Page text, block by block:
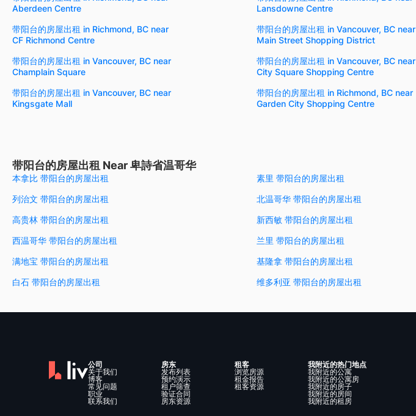
Aberdeen Centre
Lansdowne Centre
带阳台的房屋出租 in Richmond, BC near
CF Richmond Centre
带阳台的房屋出租 in Vancouver, BC near
Main Street Shopping District
带阳台的房屋出租 in Vancouver, BC near
Champlain Square
带阳台的房屋出租 in Vancouver, BC near
City Square Shopping Centre
带阳台的房屋出租 in Vancouver, BC near
Kingsgate Mall
带阳台的房屋出租 in Richmond, BC near
Garden City Shopping Centre
带阳台的房屋出租 Near 卑詩省温哥华
本拿比 带阳台的房屋出租
素里 带阳台的房屋出租
列治文 带阳台的房屋出租
北温哥华 带阳台的房屋出租
高贵林 带阳台的房屋出租
新西敏 带阳台的房屋出租
西温哥华 带阳台的房屋出租
兰里 带阳台的房屋出租
满地宝 带阳台的房屋出租
基隆拿 带阳台的房屋出租
白石 带阳台的房屋出租
维多利亚 带阳台的房屋出租
公司
关于我们
博客
常见问题
职业
联系我们
房东
发布列表
预约演示
租户筛查
验证合同
房东资源
租客
浏览房源
租金报告
租客资源
我附近的热门地点
我附近的公寓
我附近的公寓房
我附近的房子
我附近的房间
我附近的租房